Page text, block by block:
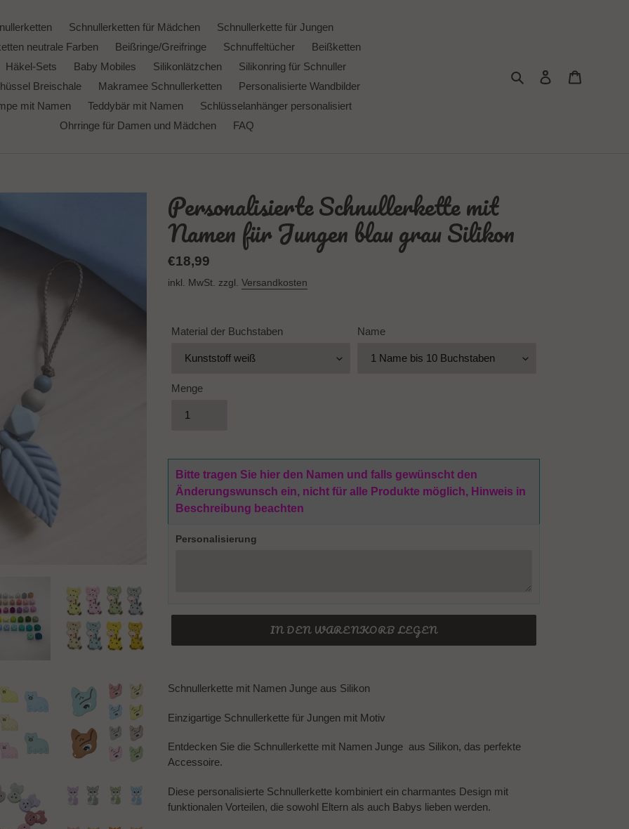
Schnullerketten für Mädchen
Schnullerkette für Jungen
neutrale Farben
Beißringe/Greifringe Schnuffeltücher
Beißketten
Häkel-Sets
Baby Mobiles Silikonlätzchen
Silikonring für Schnuller
Breischale
Makramee Schnullerketten
Personalisierte Wandbilder
mit Namen
Teddybär mit Namen
Schlüsselanhänger personalisiert
Ohrringe für Damen und Mädchen
FAQ
Suchen Einloggen
Personalisierte Schnullerkette mit
Namen für Jungen blau grau Silikon
Normaler
Preis
€18,99
inkl. MwSt. zzgl. Versandkosten
Material der Buchstaben Name
Menge
Bitte tragen Sie hier den Namen und falls gewünscht den
Änderungswunsch ein, nicht für alle Produkte möglich, Hinweis in
Beschreibung beachten
Personalisierung
IN DEN WARENKORB LEGEN
wird
Warenkorb
Schnullerkette mit Namen Junge aus Silikon
Einzigartige Schnullerkette für Jungen mit Motiv
Entdecken Sie die Schnullerkette mit Namen Junge aus Silikon, das perfekte
Accessoire.
Diese personalisierte Schnullerkette kombiniert ein charmantes Design mit
funktionalen Vorteilen, die sowohl Eltern als auch Babys lieben werden.